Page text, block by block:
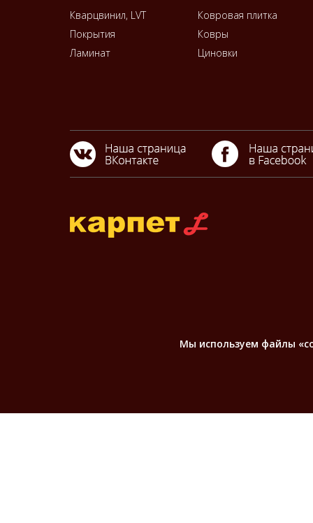
Кварцвинил, LVT
Ковровая плитка
Покрытия
Ковры
Ламинат
Циновки
Мы используем файлы